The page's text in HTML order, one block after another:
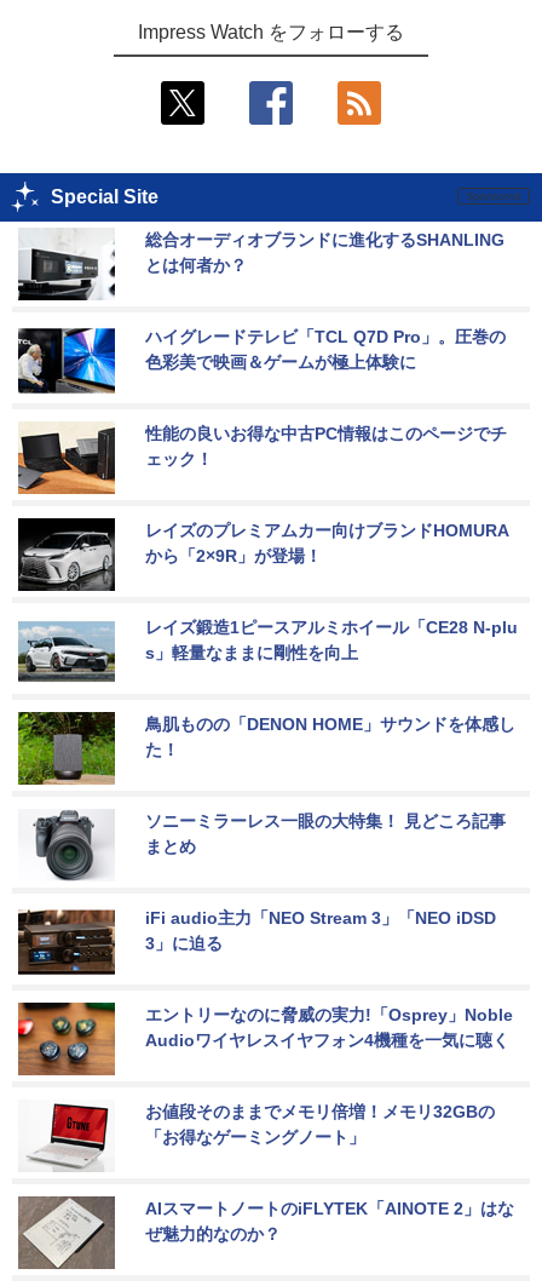
Impress Watch をフォローする
Special Site
総合オーディオブランドに進化するSHANLING
とは何者か？
ハイグレードテレビ「TCL Q7D Pro」。圧巻の
色彩美で映画＆ゲームが極上体験に
性能の良いお得な中古PC情報はこのページでチ
ェック！
レイズのプレミアムカー向けブランドHOMURA
から「2×9R」が登場！
レイズ鍛造1ピースアルミホイール「CE28 N-plu
s」軽量なままに剛性を向上
鳥肌ものの「DENON HOME」サウンドを体感し
た！
ソニーミラーレス一眼の大特集！ 見どころ記事
まとめ
iFi audio主力「NEO Stream 3」「NEO iDSD
3」に迫る
エントリーなのに脅威の実力!「Osprey」Noble
Audioワイヤレスイヤフォン4機種を一気に聴く
お値段そのままでメモリ倍増！メモリ32GBの
「お得なゲーミングノート」
AIスマートノートのiFLYTEK「AINOTE 2」はな
ぜ魅力的なのか？